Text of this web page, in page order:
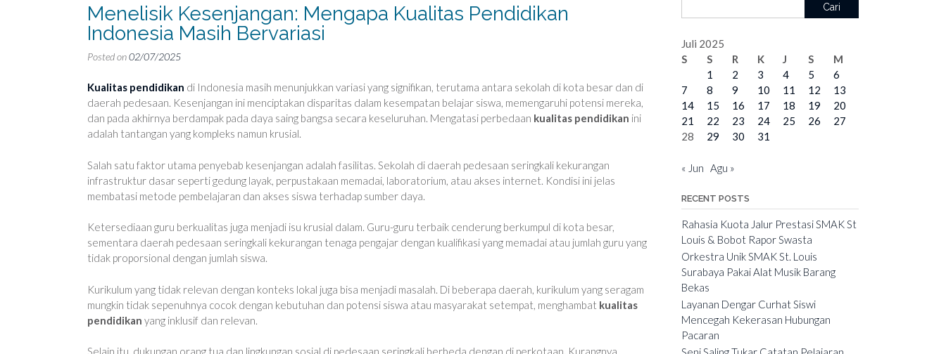
Menelisik Kesenjangan: Mengapa Kualitas Pendidikan
Indonesia Masih Bervariasi
Posted on02/07/2025
Kualitas pendidikan di Indonesia masih menunjukkan variasi yang signifikan, terutama antara sekolah di kota besar dan di
daerah pedesaan. Kesenjangan ini menciptakan disparitas dalam kesempatan belajar siswa, memengaruhi potensi mereka,
dan pada akhirnya berdampak pada daya saing bangsa secara keseluruhan. Mengatasi perbedaan kualitas pendidikan ini
adalah tantangan yang kompleks namun krusial.
Salah satu faktor utama penyebab kesenjangan adalah fasilitas. Sekolah di daerah pedesaan seringkali kekurangan
infrastruktur dasar seperti gedung layak, perpustakaan memadai, laboratorium, atau akses internet. Kondisi ini jelas
membatasi metode pembelajaran dan akses siswa terhadap sumber daya.
Ketersediaan guru berkualitas juga menjadi isu krusial dalam. Guru-guru terbaik cenderung berkumpul di kota besar,
sementara daerah pedesaan seringkali kekurangan tenaga pengajar dengan kualifikasi yang memadai atau jumlah guru yang
tidak proporsional dengan jumlah siswa.
Kurikulum yang tidak relevan dengan konteks lokal juga bisa menjadi masalah. Di beberapa daerah, kurikulum yang seragam
mungkin tidak sepenuhnya cocok dengan kebutuhan dan potensi siswa atau masyarakat setempat, menghambat kualitas
pendidikan yang inklusif dan relevan.
Selain itu, dukungan orang tua dan lingkungan sosial di pedesaan seringkali berbeda dengan di perkotaan. Kurangnya
Cari
Juli 2025
S
S R K J S
M
1
2 3 4 5
6
7
8 9 10 11 12
13
14
15 16 17 18 19
20
21
22 23 24 25 26
27
28
29 30 31
« Jun Agu »
RECENT POSTS
Rahasia Kuota Jalur Prestasi SMAK St
Louis & Bobot Rapor Swasta
Orkestra Unik SMAK St. Louis
Surabaya Pakai Alat Musik Barang
Bekas
Layanan Dengar Curhat Siswi
Mencegah Kekerasan Hubungan
Pacaran